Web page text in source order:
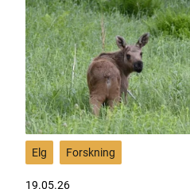
Elg Forskning
19.05.26